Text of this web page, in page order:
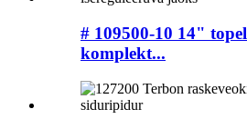
# 109500-10 14"
komplekt...